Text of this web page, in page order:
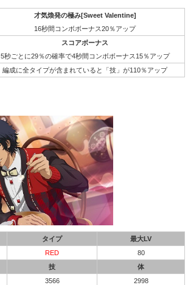
才気煥発の極み[Sweet Valentine]
16秒間コンボボーナス20％アップ
スコアボーナス
5秒ごとに29％の確率で4秒間コンボボーナス15％アップ
編成に全タイプが含まれていると「技」が110％アップ
タイプ
最大LV
RED
80
技
体
3566
2998